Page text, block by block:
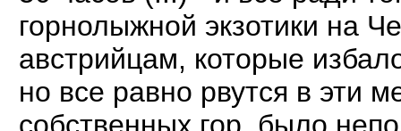
горнолыжной экзотики на
австрийцам, которые
но все равно рвутся в эти